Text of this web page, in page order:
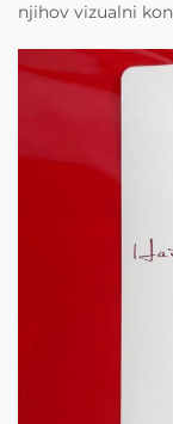
njihov vizualni